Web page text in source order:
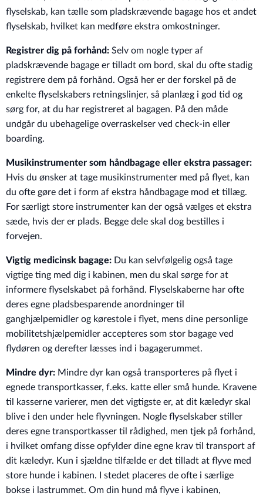
flyselskab, kan tælle som pladskrævende bagage hos et andet
flyselskab, hvilket kan medføre ekstra omkostninger.
Registrer dig på forhånd: Selv om nogle typer af
pladskrævende bagage er tilladt om bord, skal du ofte stadig
registrere dem på forhånd. Også her er der forskel på de
enkelte flyselskabers retningslinjer, så planlæg i god tid og
sørg for, at du har registreret al bagagen. På den måde
undgår du ubehagelige overraskelser ved check-in eller
boarding.
Musikinstrumenter som håndbagage eller ekstra passager:
Hvis du ønsker at tage musikinstrumenter med på flyet, kan
du ofte gøre det i form af ekstra håndbagage mod et tillæg.
For særligt store instrumenter kan der også vælges et ekstra
sæde, hvis der er plads. Begge dele skal dog bestilles i
forvejen.
Vigtig medicinsk bagage: Du kan selvfølgelig også tage
vigtige ting med dig i kabinen, men du skal sørge for at
informere flyselskabet på forhånd. Flyselskaberne har ofte
deres egne pladsbesparende anordninger til
ganghjælpemidler og kørestole i flyet, mens dine personlige
mobilitetshjælpemidler accepteres som stor bagage ved
flydøren og derefter læsses ind i bagagerummet.
Mindre dyr: Mindre dyr kan også transporteres på flyet i
egnede transportkasser, f.eks. katte eller små hunde. Kravene
til kasserne varierer, men det vigtigste er, at dit kæledyr skal
blive i den under hele flyvningen. Nogle flyselskaber stiller
deres egne transportkasser til rådighed, men tjek på forhånd,
i hvilket omfang disse opfylder dine egne krav til transport af
dit kæledyr. Kun i sjældne tilfælde er det tilladt at flyve med
store hunde i kabinen. I stedet placeres de ofte i særlige
bokse i lastrummet. Om din hund må flyve i kabinen,